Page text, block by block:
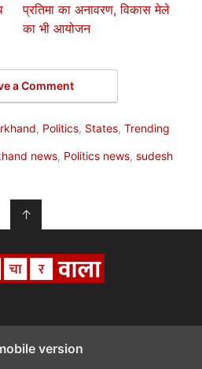
प्रतिमा का अनावरण, विकास मेले
का भी आयोजन
a Comment
, Politics, States, Trending
news, Politics news, sudesh
↑
version